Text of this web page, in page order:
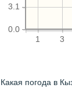
1 3
0.0
3.1
Какая погода в